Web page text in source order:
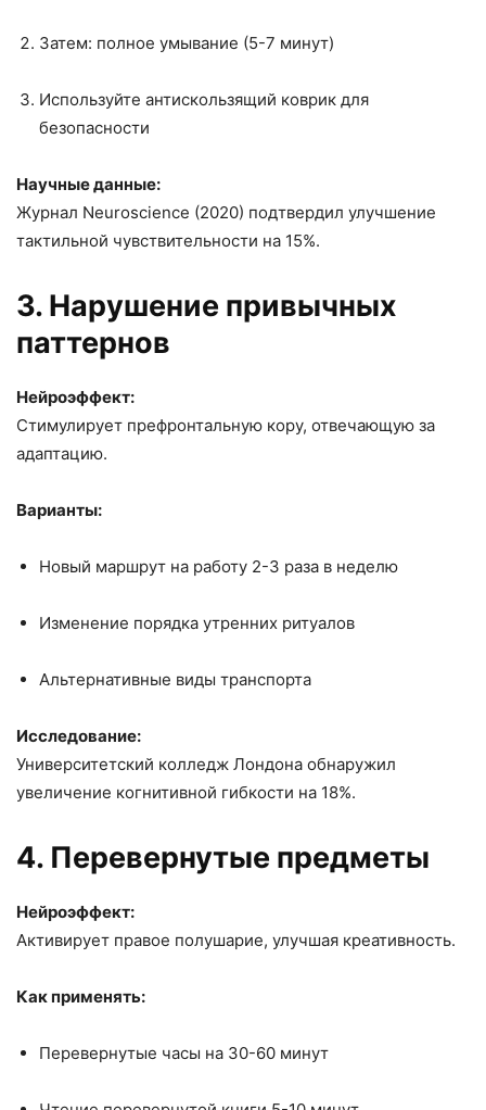
Затем: полное умывание (5-7 минут)
Используйте антискользящий коврик для
безопасности
Научные данные:
Журнал Neuroscience (2020) подтвердил улучшение
тактильной чувствительности на 15%.
3. Нарушение привычных
паттернов
Нейроэффект:
Стимулирует префронтальную кору, отвечающую за
адаптацию.
Варианты:
Новый маршрут на работу 2-3 раза в неделю
Изменение порядка утренних ритуалов
Альтернативные виды транспорта
Исследование:
Университетский колледж Лондона обнаружил
увеличение когнитивной гибкости на 18%.
4. Перевернутые предметы
Нейроэффект:
Активирует правое полушарие, улучшая креативность.
Как применять:
Перевернутые часы на 30-60 минут